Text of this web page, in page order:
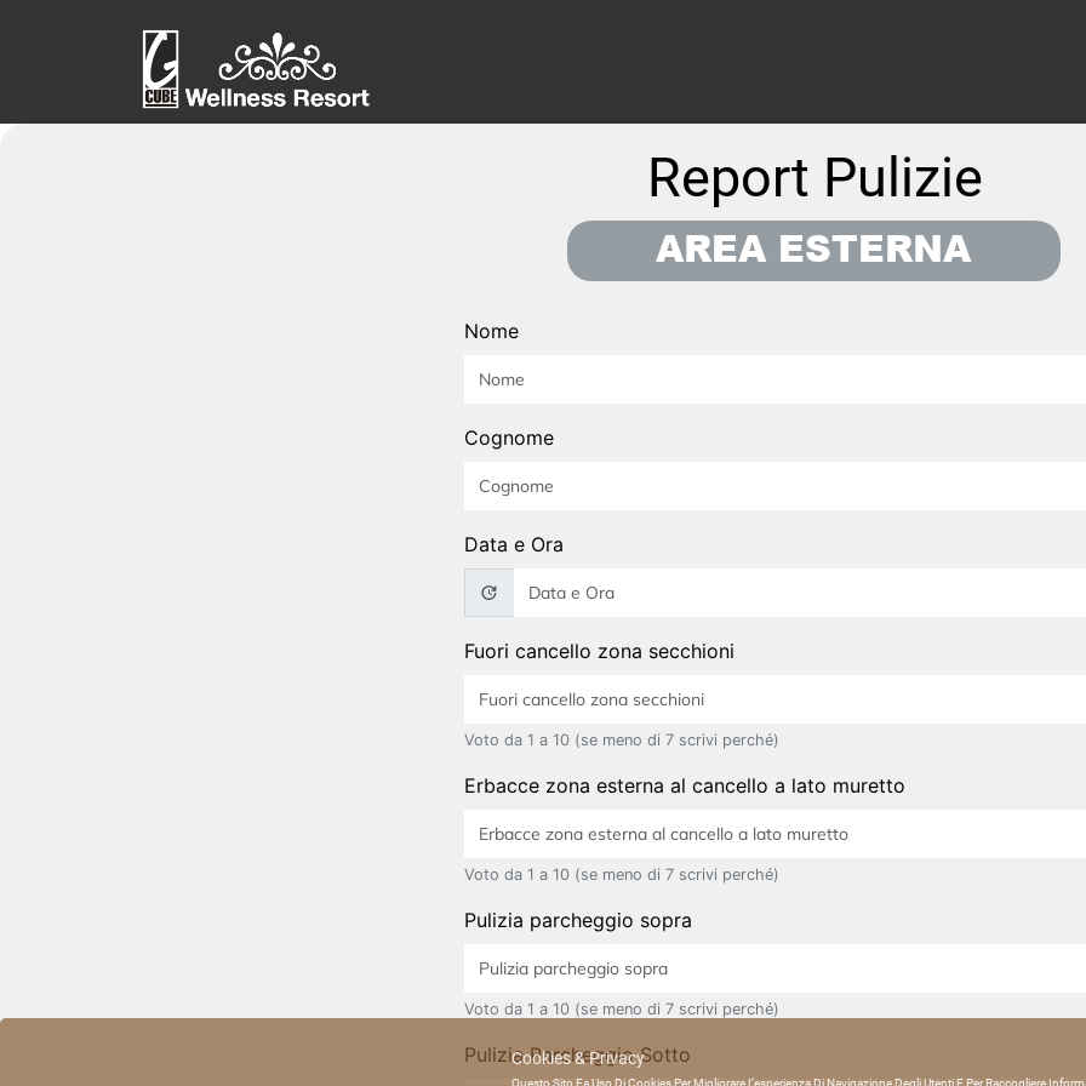
Report Pulizie
AREA ESTERNA
Nome
Cognome
Data e Ora
Fuori cancello zona secchioni
Voto da 1 a 10 (se meno di 7 scrivi perché)
Erbacce zona esterna al cancello a lato muretto
Voto da 1 a 10 (se meno di 7 scrivi perché)
Pulizia parcheggio sopra
Voto da 1 a 10 (se meno di 7 scrivi perché)
Pulizia Parcheggio Sotto
Cookies & Privacy
Questo Sito Fa Uso Di Cookies Per Migliorare L’esperienza Di Navigazione Degli Utenti E Per Raccogliere